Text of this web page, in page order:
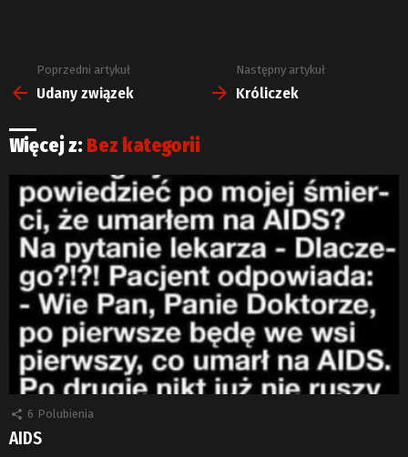
Zobacz
więcej
Poprzedni artykuł
Udany związek
Następny artykuł
Króliczek
Więcej z: Bez kategorii
6 Polubienia
AIDS